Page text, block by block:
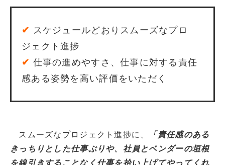
✔ スケジュールどおりスムーズなプロ
ジェクト進捗
✔ 仕事の進めやすさ、仕事に対する責任
感ある姿勢を高い評価をいただく
スムーズなプロジェクト進捗に、
「責任感のある
きっちりとした仕事ぶりや、社員とベンダーの垣根
を線引きすることなく仕事を拾い上げてやってくれ